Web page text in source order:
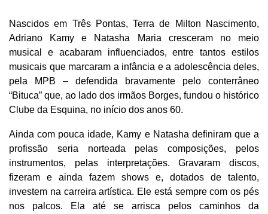
Nascidos em Três Pontas, Terra de Milton Nascimento,
Adriano Kamy e Natasha Maria cresceram no meio
musical e acabaram influenciados, entre tantos estilos
musicais que marcaram a infância e a adolescência deles,
pela MPB – defendida bravamente pelo conterrâneo
“Bituca” que, ao lado dos irmãos Borges, fundou o histórico
Clube da Esquina, no início dos anos 60.
Ainda com pouca idade, Kamy e Natasha definiram que a
profissão seria norteada pelas composições, pelos
instrumentos, pelas interpretações. Gravaram discos,
fizeram e ainda fazem shows e, dotados de talento,
investem na carreira artística. Ele está sempre com os pés
nos palcos. Ela até se arrisca pelos caminhos da